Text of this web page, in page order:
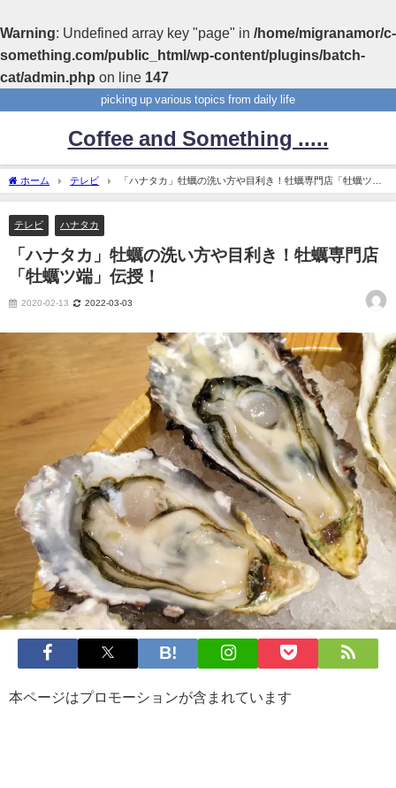
Warning: Undefined array key "page" in /home/migranamor/c-
something.com/public_html/wp-content/plugins/batch-
cat/admin.php on line 147
picking up various topics from daily life
Coffee and Something .....
ホーム テレビ
「ハナタカ」牡蠣の洗い方や目利き！牡蠣専門店「牡蠣ツ
端」伝授！
テレビ ハナタカ
「ハナタカ」牡蠣の洗い方や目利き！牡蠣専門店
「牡蠣ツ端」伝授！
2020-02-13 2022-03-03
本ページはプロモーションが含まれています